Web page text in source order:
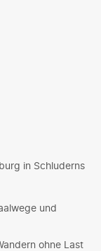
in Schluderns
und
ohne Last